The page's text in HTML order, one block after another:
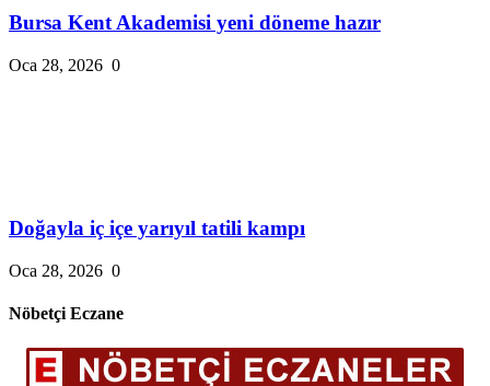
Bursa Kent Akademisi yeni döneme hazır
Oca 28, 2026 0
Doğayla iç içe yarıyıl tatili kampı
Oca 28, 2026 0
Nöbetçi Eczane